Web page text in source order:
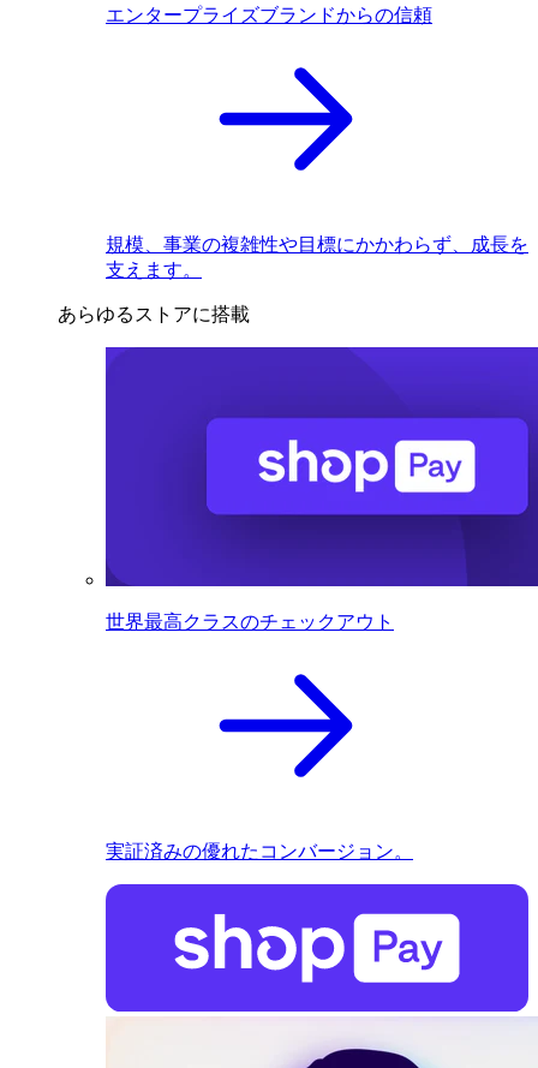
エンタープライズブランドからの信頼
規模、事業の複雑性や目標にかかわらず、成長を
支えます。
あらゆるストアに搭載
世界最高クラスのチェックアウト
実証済みの優れたコンバージョン。